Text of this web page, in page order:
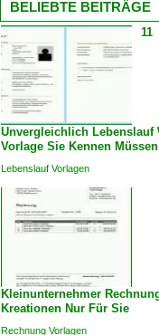
BELIEBTE BEITRÄGE
11
Unvergleichlich Lebenslauf
Vorlage Sie Kennen Müssen
Lebenslauf Vorlagen
Kleinunternehmer
Kreationen Nur Für Sie
Rechnung Vorlagen